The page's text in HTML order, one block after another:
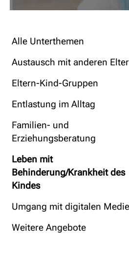
Alle Unterthemen
Austausch mit anderen
Eltern-Kind-Gruppen
Entlastung im Alltag
Familien- und
Erziehungsberatung
Leben mit
Behinderung/Krankheit des
Kindes
Umgang mit digitalen
Weitere Angebote